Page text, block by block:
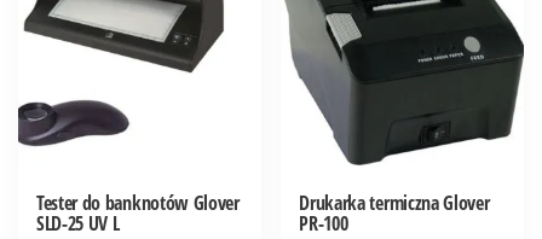
Tester do banknotów Glover
SLD-25 UV L
Drukarka termiczna Glover
PR-100